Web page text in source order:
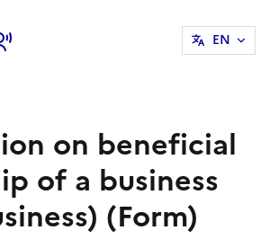
EN
on beneficial
of a business
(Form)